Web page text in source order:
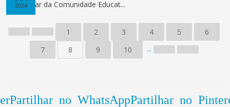
2024
Bem-Estar da Comunidade Educat...
1 2 3 4 5
6
7
8 9 10 ...
Partilhar no WhatsAppPartilhar no